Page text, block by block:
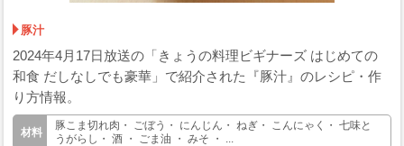
豚汁
2024年4月17日放送の「きょうの料理ビギナーズ はじめての
和食 だしなしでも豪華」で紹介された『豚汁』のレシピ・作
り方情報。
豚こま切れ肉・ ごぼう・ にんじん・ ねぎ・ こんにゃく・ 七味と
うがらし・ 酒 ・ ごま油 ・ みそ ・ ...